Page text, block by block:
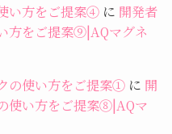
い方をご提案④に 開発者
方をご提案⑨|AQマグネ
の使い方をご提案①に 開
使い方をご提案⑧|AQマ